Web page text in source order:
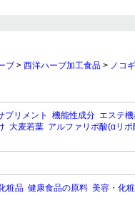
ブ > 西洋ハーブ加工食品 > ノコ
プリメント 機能性成分 エステ
大麦若葉 アルファリポ酸(αリポ
粧品 健康食品の原料 美容・化